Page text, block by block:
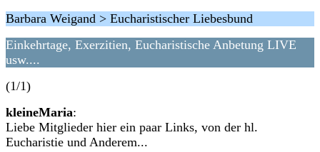
Barbara Weigand > Eucharistischer Liebesbund
Einkehrtage, Exerzitien, Eucharistische Anbetung LIVE
usw....
(1/1)
kleineMaria:
Liebe Mitglieder hier ein paar Links, von der hl.
Eucharistie und Anderem...